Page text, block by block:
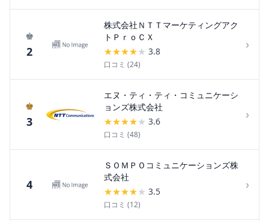
♚
2
株式会社ＮＴＴマーケティングアク
トＰｒｏＣＸ
★★★★★ 3.8
口コミ (24)
›
♚
3
エヌ・ティ・ティ・コミュニケーシ
ョンズ株式会社
★★★★★ 3.6
口コミ (48)
›
4
ＳＯＭＰＯコミュニケーションズ株
式会社
★★★★★ 3.5
口コミ (12)
›